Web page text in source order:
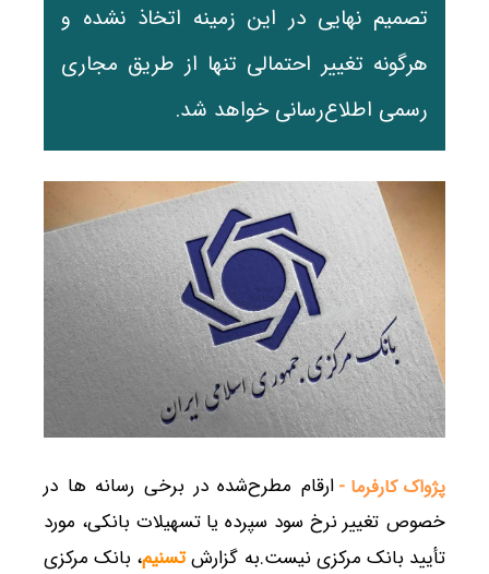
تصمیم نهایی در این زمینه اتخاذ نشده و
هرگونه تغییر احتمالی تنها از طریق مجاری
رسمی اطلاع‌رسانی خواهد شد.
پژواک کارفرما - ارقام مطرح‌شده در برخی رسانه ها در
خصوص تغییر نرخ سود سپرده یا تسهیلات بانکی، مورد
تأیید بانک مرکزی نیست.به گزارشتسنیم، بانک مرکزی